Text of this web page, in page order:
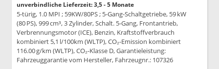
unverbindliche Lieferzeit: 3,5 - 5 Monate
5-türig, 1.0 MPI ; 59KW/80PS ; 5-Gang-Schaltgetriebe, 59 kW
(80 PS), 999 cm³, 3 Zylinder, Schalt. 5-Gang, Frontantrieb,
Verbrennungsmotor (ICE), Benzin, Kraftstoffverbrauch
kombiniert 5,1 l/100km (WLTP), CO₂-Emission kombiniert
116.00 g/km (WLTP), CO₂-Klasse D, Garantieleistung:
Fahrzeuggarantie vom Hersteller, Fahrzeugnr.: 107326